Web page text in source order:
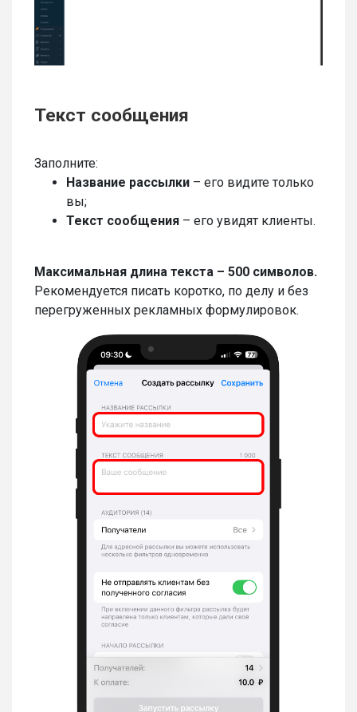
Текст сообщения
Заполните:
Название рассылки – его видите только
вы;
Текст сообщения – его увидят клиенты.
Максимальная длина текста – 500 символов.
Рекомендуется писать коротко, по делу и без
перегруженных рекламных формулировок.